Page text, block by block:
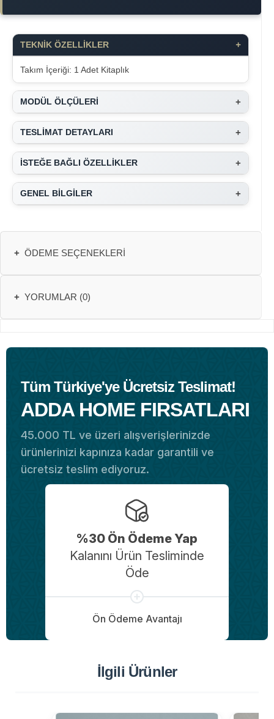
TEKNİK ÖZELLİKLER +
Takım İçeriği: 1 Adet Kitaplık
MODÜL ÖLÇÜLERİ +
TESLİMAT DETAYLARI +
İSTEĞE BAĞLI ÖZELLİKLER +
GENEL BİLGİLER +
+ ÖDEME SEÇENEKLERI
+ YORUMLAR (0)
Tüm Türkiye'ye Ücretsiz Teslimat!
ADDA HOME FIRSATLARI
45.000 TL ve üzeri alışverişlerinizde
ürünlerinizi kapınıza kadar garantili ve
ücretsiz teslim ediyoruz.
%30 Ön Ödeme Yap
Kalanını Ürün Tesliminde
Öde
Ön Ödeme Avantajı
İlgili Ürünler